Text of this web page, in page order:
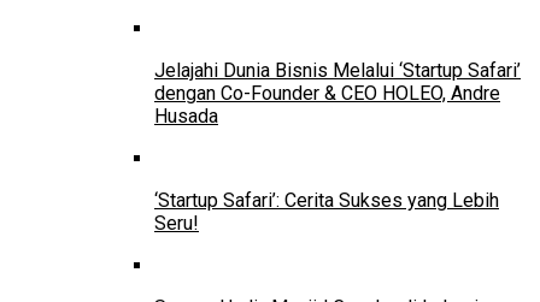
Jelajahi Dunia Bisnis Melalui ‘Startup Safari’
dengan Co-Founder & CEO HOLEO, Andre
Husada
‘Startup Safari’: Cerita Sukses yang Lebih
Seru!